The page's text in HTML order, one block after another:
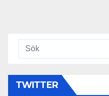
TWITTER